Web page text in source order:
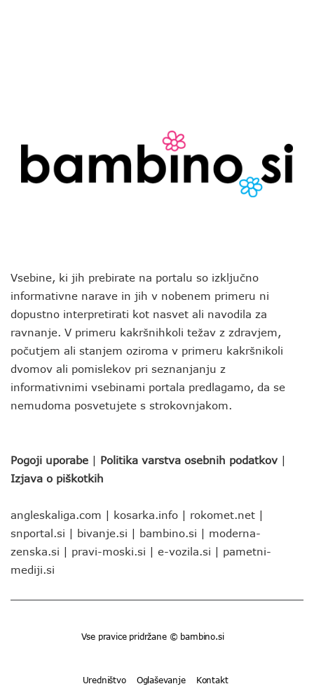
Vsebine, ki jih prebirate na portalu so izključno
informativne narave in jih v nobenem primeru ni
dopustno interpretirati kot nasvet ali navodila za
ravnanje. V primeru kakršnihkoli težav z zdravjem,
počutjem ali stanjem oziroma v primeru kakršnikoli
dvomov ali pomislekov pri seznanjanju z
informativnimi vsebinami portala predlagamo, da se
nemudoma posvetujete s strokovnjakom.
Pogoji uporabe | Politika varstva osebnih podatkov |
Izjava o piškotkih
angleskaliga.com | kosarka.info | rokomet.net |
snportal.si | bivanje.si | bambino.si | moderna-
zenska.si | pravi-moski.si | e-vozila.si | pametni-
mediji.si
Vse pravice pridržane © bambino.si
Uredništvo Oglaševanje Kontakt